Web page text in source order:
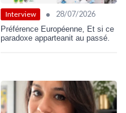
Interview • 28/07/2026
Préférence Européenne, Et si ce
paradoxe apparteanit au passé.